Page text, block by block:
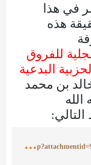
في هذا
هذه
للفروق
البدعية
بن محمد
h
ttp://www.ajurry.com/vb/attachment.php?attachmentid=9585&d=1300661037